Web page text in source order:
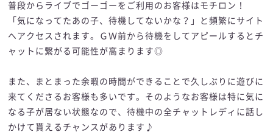
普段からライブでゴーゴーをご利用のお客様はモチロン！
「気になってたあの子、待機してないかな？」と頻繁にサイト
へアクセスされます。ＧＷ前から待機をしてアピールするとチ
ャットに繋がる可能性が高まります◎
また、まとまった余暇の時間ができることで久しぶりに遊びに
来てくださるお客様も多いです。そのようなお客様は特に気に
なる子が居ない状態なので、待機中の全チャットレディに話し
かけて貰えるチャンスがあります♪